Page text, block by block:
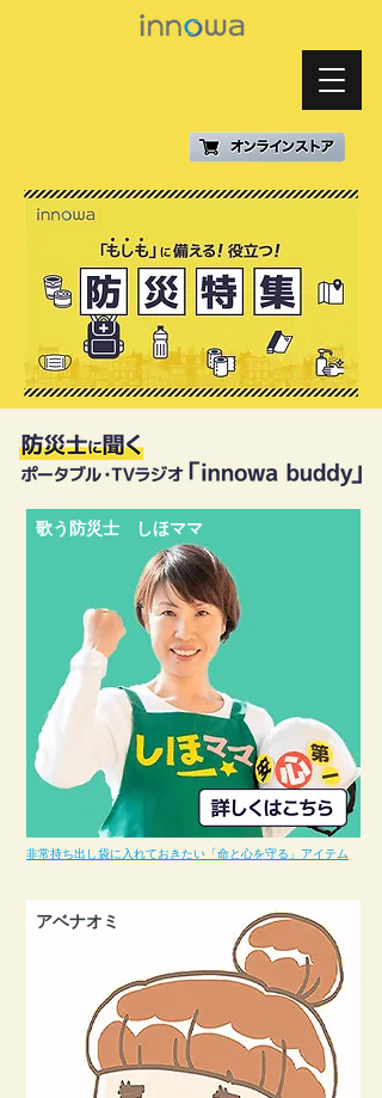
歌う防災士 しほママ
非常持ち出し袋に入れておきたい「命と心を守る」アイテム
アベナオミ